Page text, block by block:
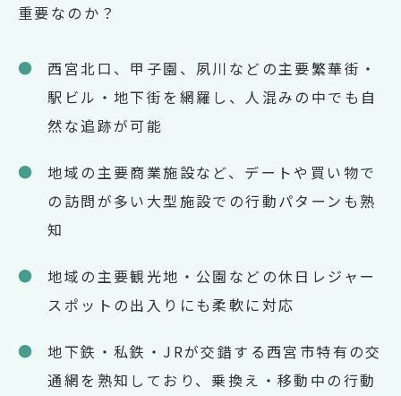
重要なのか？
●
西宮北口、甲子園、夙川などの主要繁華街・
駅ビル・地下街を網羅し、人混みの中でも自
然な追跡が可能
●
地域の主要商業施設など、デートや買い物で
の訪問が多い大型施設での行動パターンも熟
知
●
地域の主要観光地・公園などの休日レジャー
スポットの出入りにも柔軟に対応
●
地下鉄・私鉄・JRが交錯する西宮市特有の交
通網を熟知しており、乗換え・移動中の行動